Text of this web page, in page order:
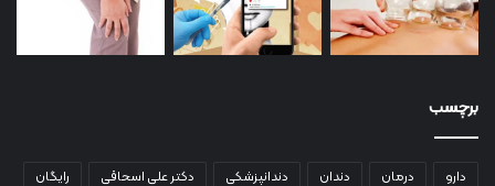
برچسب
دارو درمان دندان دندانپزشکی دکتر علی اسحاقی
رایگان